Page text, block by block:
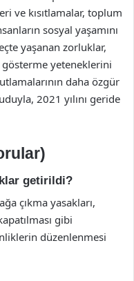
ve kısıtlamalar, toplum
sosyal yaşamını
yaşanan zorluklar,
gösterme yeteneklerini
daha özgür
2021 yılını geride
getirildi?
çıkma yasakları,
gibi
düzenlenmesi